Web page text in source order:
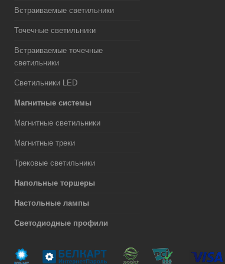
Встраиваемые светильники
Точечные светильники
Встраиваемые точечные
светильники
Светильники LED
Магнитные системы
Магнитные светильники
Магнитные треки
Трековые светильники
Напольные торшеры
Настольные лампы
Светодиодные профили